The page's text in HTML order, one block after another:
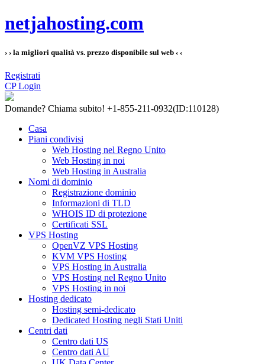
netjahosting.com
› › la migliori qualità vs. prezzo disponibile sul web ‹ ‹
Registrati
CP Login
Domande? Chiama subito! +1-855-211-0932(ID:110128)
Casa
Piani condivisi
Web Hosting nel Regno Unito
Web Hosting in noi
Web Hosting in Australia
Nomi di dominio
Registrazione dominio
Informazioni di TLD
WHOIS ID di protezione
Certificati SSL
VPS Hosting
OpenVZ VPS Hosting
KVM VPS Hosting
VPS Hosting in Australia
VPS Hosting nel Regno Unito
VPS Hosting in noi
Hosting dedicato
Hosting semi-dedicato
Dedicated Hosting negli Stati Uniti
Centri dati
Centro dati US
Centro dati AU